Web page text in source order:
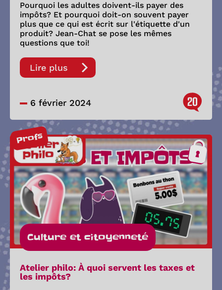
Pourquoi les adultes doivent-ils payer des
impôts? Et pourquoi doit-on souvent payer
plus que ce qui est écrit sur l'étiquette d'un
produit? Jean-Chat se pose les mêmes
questions que toi!
Lire plus
6 février 2024 20
Profs
Culture et citoyenneté
Atelier philo: À quoi servent les taxes et
les impôts?